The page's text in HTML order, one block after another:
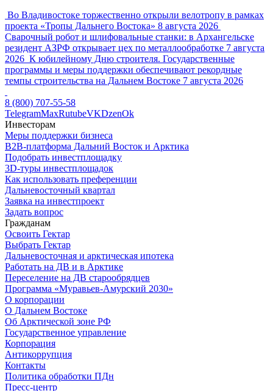
Во Владивостоке торжественно открыли велотропу в рамках
проекта «Тропы Дальнего Востока» 8 августа 2026
Сварочный робот и шлифовальные станки: в Архангельске
резидент АЗРФ открывает цех по металлообработке 7 августа
2026 К юбилейному Дню строителя. Государственные
программы и меры поддержки обеспечивают рекордные
темпы строительства на Дальнем Востоке 7 августа 2026
8 (800) 707-55-58
TelegramMaxRutubeVKDzenOk
Инвесторам
Меры поддержки бизнеса
B2B-платформа Дальний Восток и Арктика
Подобрать инвестплощадку
3D-туры инвестплощадок
Как использовать преференции
Дальневосточный квартал
Заявка на инвестпроект
Задать вопрос
Гражданам
Освоить Гектар
Выбрать Гектар
Дальневосточная и арктическая ипотека
Работать на ДВ и в Арктике
Переселение на ДВ старообрядцев
Программа «Муравьев-Амурский 2030»
О корпорации
О Дальнем Востоке
Об Арктической зоне РФ
Государственное управление
Корпорация
Антикоррупция
Контакты
Политика обработки ПДн
Пресс-центр